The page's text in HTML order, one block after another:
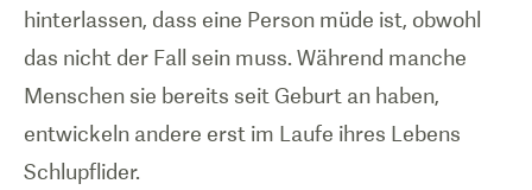
hinterlassen, dass eine Person müde ist, obwohl
das nicht der Fall sein muss. Während manche
Menschen sie bereits seit Geburt an haben,
entwickeln andere erst im Laufe ihres Lebens
Schlupflider.